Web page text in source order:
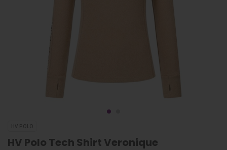
HV POLO
HV Polo Tech Shirt Veronique